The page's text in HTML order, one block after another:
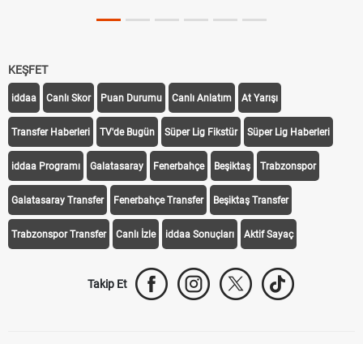
KEŞFET
iddaa Canlı Skor Puan Durumu Canlı Anlatım At Yarışı
Transfer Haberleri TV'de Bugün Süper Lig Fikstür Süper Lig Haberleri
iddaa Programı Galatasaray Fenerbahçe Beşiktaş Trabzonspor
Galatasaray Transfer Fenerbahçe Transfer Beşiktaş Transfer
Trabzonspor Transfer Canlı İzle iddaa Sonuçları Aktif Sayaç
Takip Et